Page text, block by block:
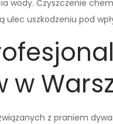
wody. Czyszczenie
uszkodzeniu pod
w
z praniem